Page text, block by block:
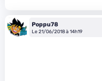
Poppu78
Le 21/06/2018 à 14h19